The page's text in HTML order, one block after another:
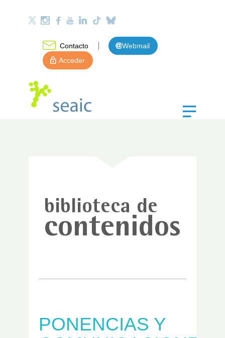
Contacto
Webmail
Acceder
biblioteca de
contenidos
PONENCIAS Y